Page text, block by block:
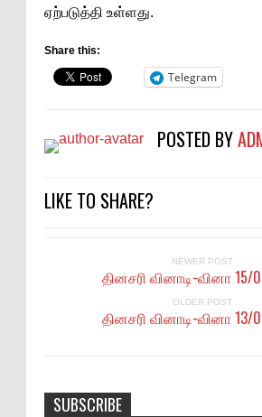
ஏற்படுத்தி உள்ளது.
Share this:
Telegram
POSTED BY
LIKE TO SHARE?
NEWER POST
தினசரி வினாடி-வினா 15/
OLDER POST
தினசரி வினாடி-வினா 13/
SUBSCRIBE